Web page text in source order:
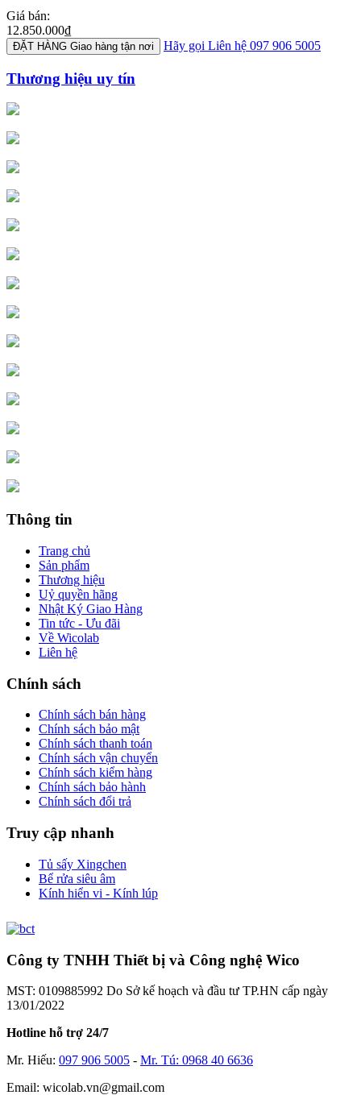
Giá bán:
12.850.000₫
ĐẶT HÀNG Giao hàng tận nơi Hãy gọi Liên hệ 097 906 5005
Thương hiệu uy tín
Thông tin
Trang chủ
Sản phẩm
Thương hiệu
Uỷ quyền hãng
Nhật Ký Giao Hàng
Tin tức - Ưu đãi
Về Wicolab
Liên hệ
Chính sách
Chính sách bán hàng
Chính sách bảo mật
Chính sách thanh toán
Chính sách vận chuyển
Chính sách kiểm hàng
Chính sách bảo hành
Chính sách đổi trả
Truy cập nhanh
Tủ sấy Xingchen
Bể rửa siêu âm
Kính hiển vi - Kính lúp
Công ty TNHH Thiết bị và Công nghệ Wico
MST: 0109885992 Do Sở kế hoạch và đầu tư TP.HN cấp ngày
13/01/2022
Hotline hỗ trợ 24/7
Mr. Hiếu: 097 906 5005 - Mr. Tú: 0968 40 6636
Email: wicolab.vn@gmail.com